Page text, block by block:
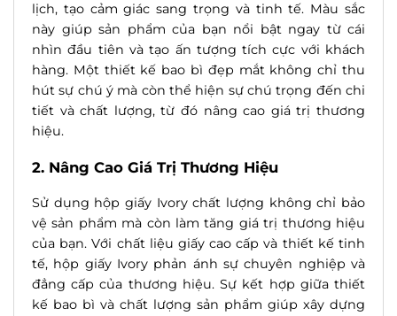
lịch, tạo cảm giác sang trọng và tinh tế. Màu sắc
này giúp sản phẩm của bạn nổi bật ngay từ cái
nhìn đầu tiên và tạo ấn tượng tích cực với khách
hàng. Một thiết kế bao bì đẹp mắt không chỉ thu
hút sự chú ý mà còn thể hiện sự chú trọng đến chi
tiết và chất lượng, từ đó nâng cao giá trị thương
hiệu.
2. Nâng Cao Giá Trị Thương Hiệu
Sử dụng hộp giấy Ivory chất lượng không chỉ bảo
vệ sản phẩm mà còn làm tăng giá trị thương hiệu
của bạn. Với chất liệu giấy cao cấp và thiết kế tinh
tế, hộp giấy Ivory phản ánh sự chuyên nghiệp và
đẳng cấp của thương hiệu. Sự kết hợp giữa thiết
kế bao bì và chất lượng sản phẩm giúp xây dựng